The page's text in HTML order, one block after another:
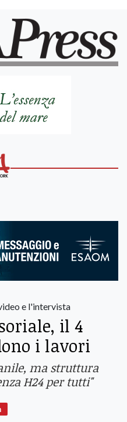
e l'intervista
il 4
i lavori
ma struttura
H24 per tutti"